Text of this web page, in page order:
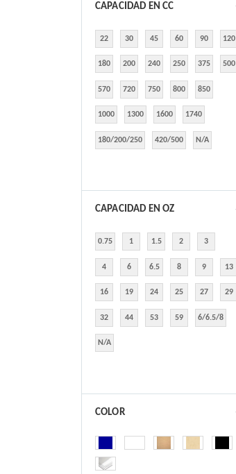
CAPACIDAD EN CC
22 30 45 60 90 120
180 200 240 250 375 500
570 720 750 800 850
1000 1300 1600 1740
180/200/250 420/500 N/A
CAPACIDAD EN OZ
0.75 1 1.5 2 3
4 6 6.5 8 9 13
16 19 24 25 27 29
32 44 53 59 6/6.5/8
N/A
COLOR